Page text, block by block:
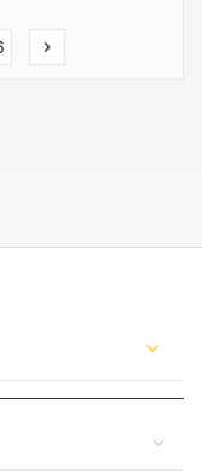
chevron_right
expand_more
expand_more